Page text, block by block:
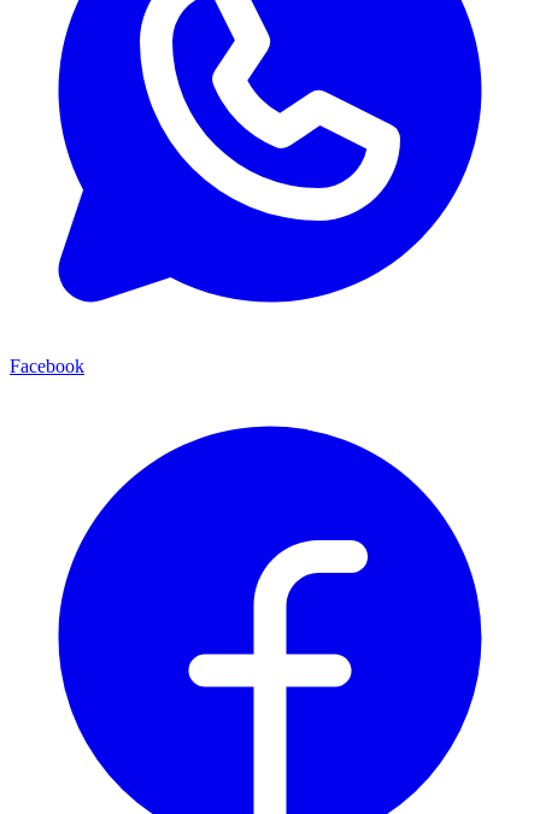
Facebook